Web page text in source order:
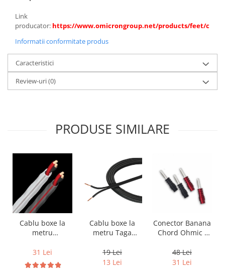
Link
producator: https://www.omicrongroup.net/products/feet/
Informatii conformitate produs
Caracteristici
Review-uri(0)
PRODUSE SIMILARE
Cablu boxe la
metru
DB 16/2,
conductor cupru
LGC
31 Lei
Cablu boxe la
metru Taga
14B, 2 x 2mm
19 Lei
13 Lei
Conector Banana
Chord Ohmic -
48 Lei
31 Lei